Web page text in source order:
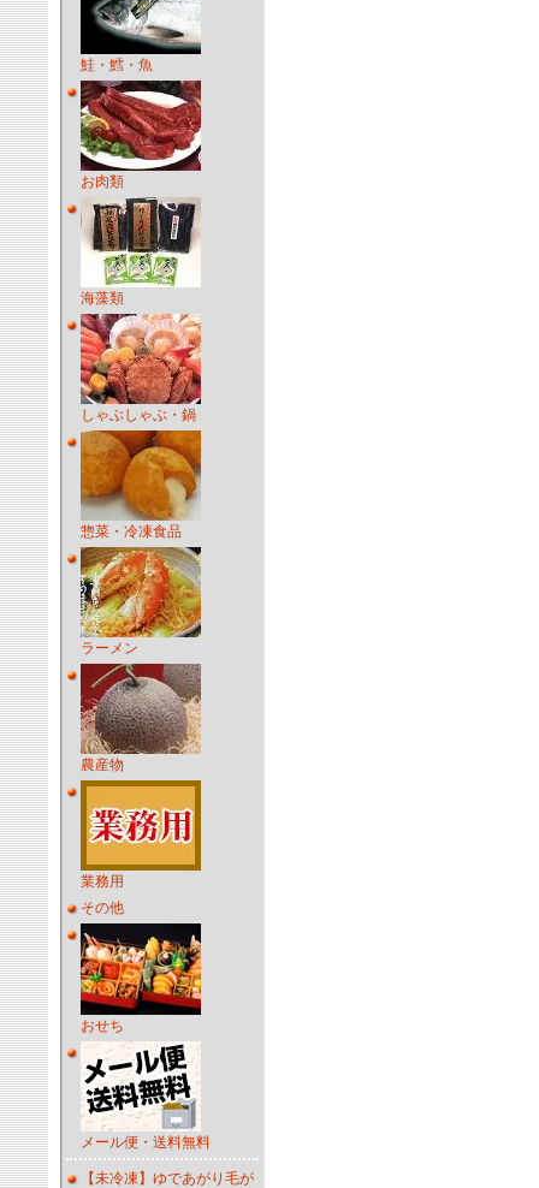
鮭・鱈・魚
お肉類
海藻類
しゃぶしゃぶ・鍋
惣菜・冷凍食品
ラーメン
農産物
業務用
その他
おせち
メール便・送料無料
【未冷凍】ゆであがり毛が